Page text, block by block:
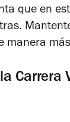
que en
manera
Carrera